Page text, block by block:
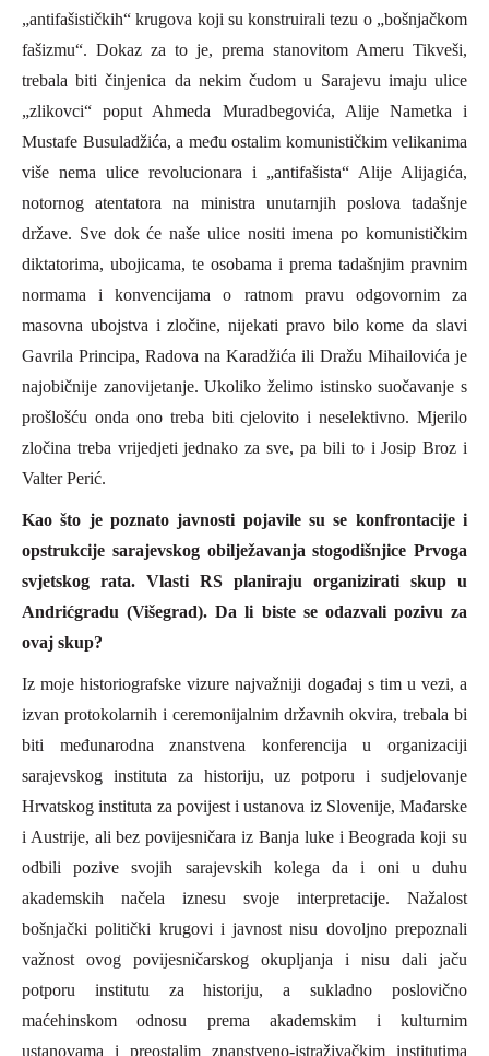
„antifašističkih“ krugova koji su konstruirali tezu o „bošnjačkom
fašizmu“. Dokaz za to je, prema stanovitom Ameru Tikveši,
trebala biti činjenica da nekim čudom u Sarajevu imaju ulice
„zlikovci“ poputAhmeda Muradbegovića, Alije Nametka i
Mustafe Busuladžića, a među ostalim komunističkim velikanima
više nema ulice revolucionara i „antifašista“ Alije Alijagića,
notornog atentatora na ministra unutarnjih poslova tadašnje
države. Sve dok će naše ulice nositi imena po komunističkim
diktatorima, ubojicama, te osobama i prema tadašnjim pravnim
normama i konvencijama o ratnom pravu odgovornim za
masovna ubojstva i zločine, nijekati pravo bilo kome da slavi
Gavrila Principa, Radova na Karadžića ili Dražu Mihailovića je
najobičnije zanovijetanje. Ukoliko želimo istinsko suočavanje s
prošlošću onda ono treba biti cjelovito i neselektivno. Mjerilo
zločina treba vrijedjeti jednako za sve, pa bili to i Josip Broz i
ValterPerić.
Kao što je poznato javnosti pojavile su se konfrontacije i
opstrukcije sarajevskog obilježavanja stogodišnjice Prvoga
svjetskog rata. Vlasti RS planiraju organizirati skup u
Andrićgradu (Višegrad). Da li biste se odazvali pozivu za
ovaj skup?
Iz moje historiografske vizure najvažniji događaj s tim u vezi, a
izvan protokolarnih i ceremonijalnim državnih okvira, trebala bi
biti međunarodna znanstvena konferencija u organizaciji
sarajevskog instituta za historiju, uz potporu i sudjelovanje
Hrvatskog instituta za povijest i ustanova iz Slovenije, Mađarske
i Austrije, ali bez povijesničara iz Banja luke i Beograda koji su
odbili pozive svojih sarajevskih kolega da i oni u duhu
akademskih načela iznesu svoje interpretacije. Nažalost
bošnjački politički krugovi i javnost nisu dovoljno prepoznali
važnost ovog povijesničarskog okupljanja i nisu dali jaču
potporu institutu za historiju, a sukladno poslovično
maćehinskom odnosu prema akademskim i kulturnim
ustanovama i preostalim znanstveno-istraživačkim institutima